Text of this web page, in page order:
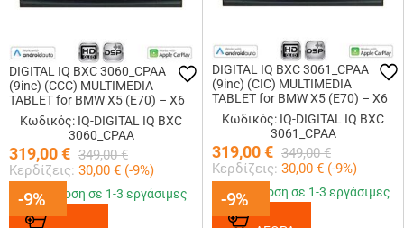
-9%
DIGITAL IQ BXC 3060_CPAA
(9inc) (CCC) MULTIMEDIA
TABLET for BMW X5 (E70) – X6
(E71) mod. 2006-2009
Κωδικός: IQ-DIGITAL IQ BXC
3060_CPAA
319,00€ 349,00 €
Κερδίζεις: 30,00 € (-9%)
-9%
Παράδοση σε 1-3 εργάσιμες -9%
DIGITAL IQ BXC 3061_CPAA
(9inc) (CIC) MULTIMEDIA
TABLET for BMW X5 (E70) – X6
(E71) mod. 2007-2013
Κωδικός: IQ-DIGITAL IQ BXC
3061_CPAA
319,00€ 349,00 €
Κερδίζεις: 30,00 € (-9%)
-9%
Παράδοση σε 1-3 εργάσιμες